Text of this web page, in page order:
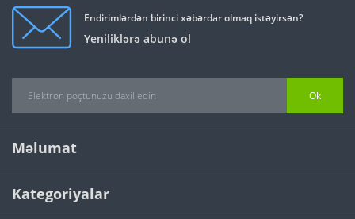
Endirimlərdən birinci xəbərdar olmaq istəyirsən?
Yeniliklərə abunə ol
Ok
Məlumat
Kategoriyalar